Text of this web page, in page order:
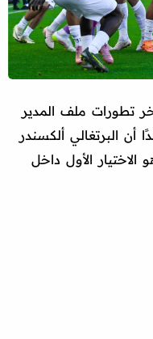
تطورات ملف المدير
أن البرتغالي ألكسندر
الأول داخل